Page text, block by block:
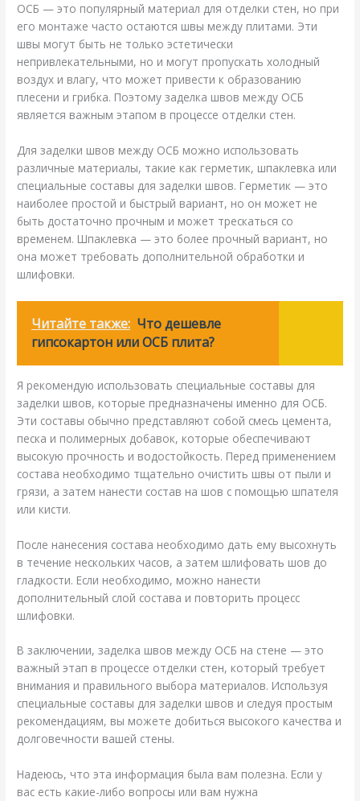
ОСБ — это популярный материал для отделки стен, но при
его монтаже часто остаются швы между плитами. Эти
швы могут быть не только эстетически
непривлекательными, но и могут пропускать холодный
воздух и влагу, что может привести к образованию
плесени и грибка. Поэтому заделка швов между ОСБ
является важным этапом в процессе отделки стен.
Для заделки швов между ОСБ можно использовать
различные материалы, такие как герметик, шпаклевка или
специальные составы для заделки швов. Герметик — это
наиболее простой и быстрый вариант, но он может не
быть достаточно прочным и может трескаться со
временем. Шпаклевка — это более прочный вариант, но
она может требовать дополнительной обработки и
шлифовки.
Читайте также: Что дешевле
гипсокартон или ОСБ плита?
Я рекомендую использовать специальные составы для
заделки швов, которые предназначены именно для ОСБ.
Эти составы обычно представляют собой смесь цемента,
песка и полимерных добавок, которые обеспечивают
высокую прочность и водостойкость. Перед применением
состава необходимо тщательно очистить швы от пыли и
грязи, а затем нанести состав на шов с помощью шпателя
или кисти.
После нанесения состава необходимо дать ему высохнуть
в течение нескольких часов, а затем шлифовать шов до
гладкости. Если необходимо, можно нанести
дополнительный слой состава и повторить процесс
шлифовки.
В заключении, заделка швов между ОСБ на стене — это
важный этап в процессе отделки стен, который требует
внимания и правильного выбора материалов. Используя
специальные составы для заделки швов и следуя простым
рекомендациям, вы можете добиться высокого качества и
долговечности вашей стены.
Надеюсь, что эта информация была вам полезна. Если у
вас есть какие-либо вопросы или вам нужна